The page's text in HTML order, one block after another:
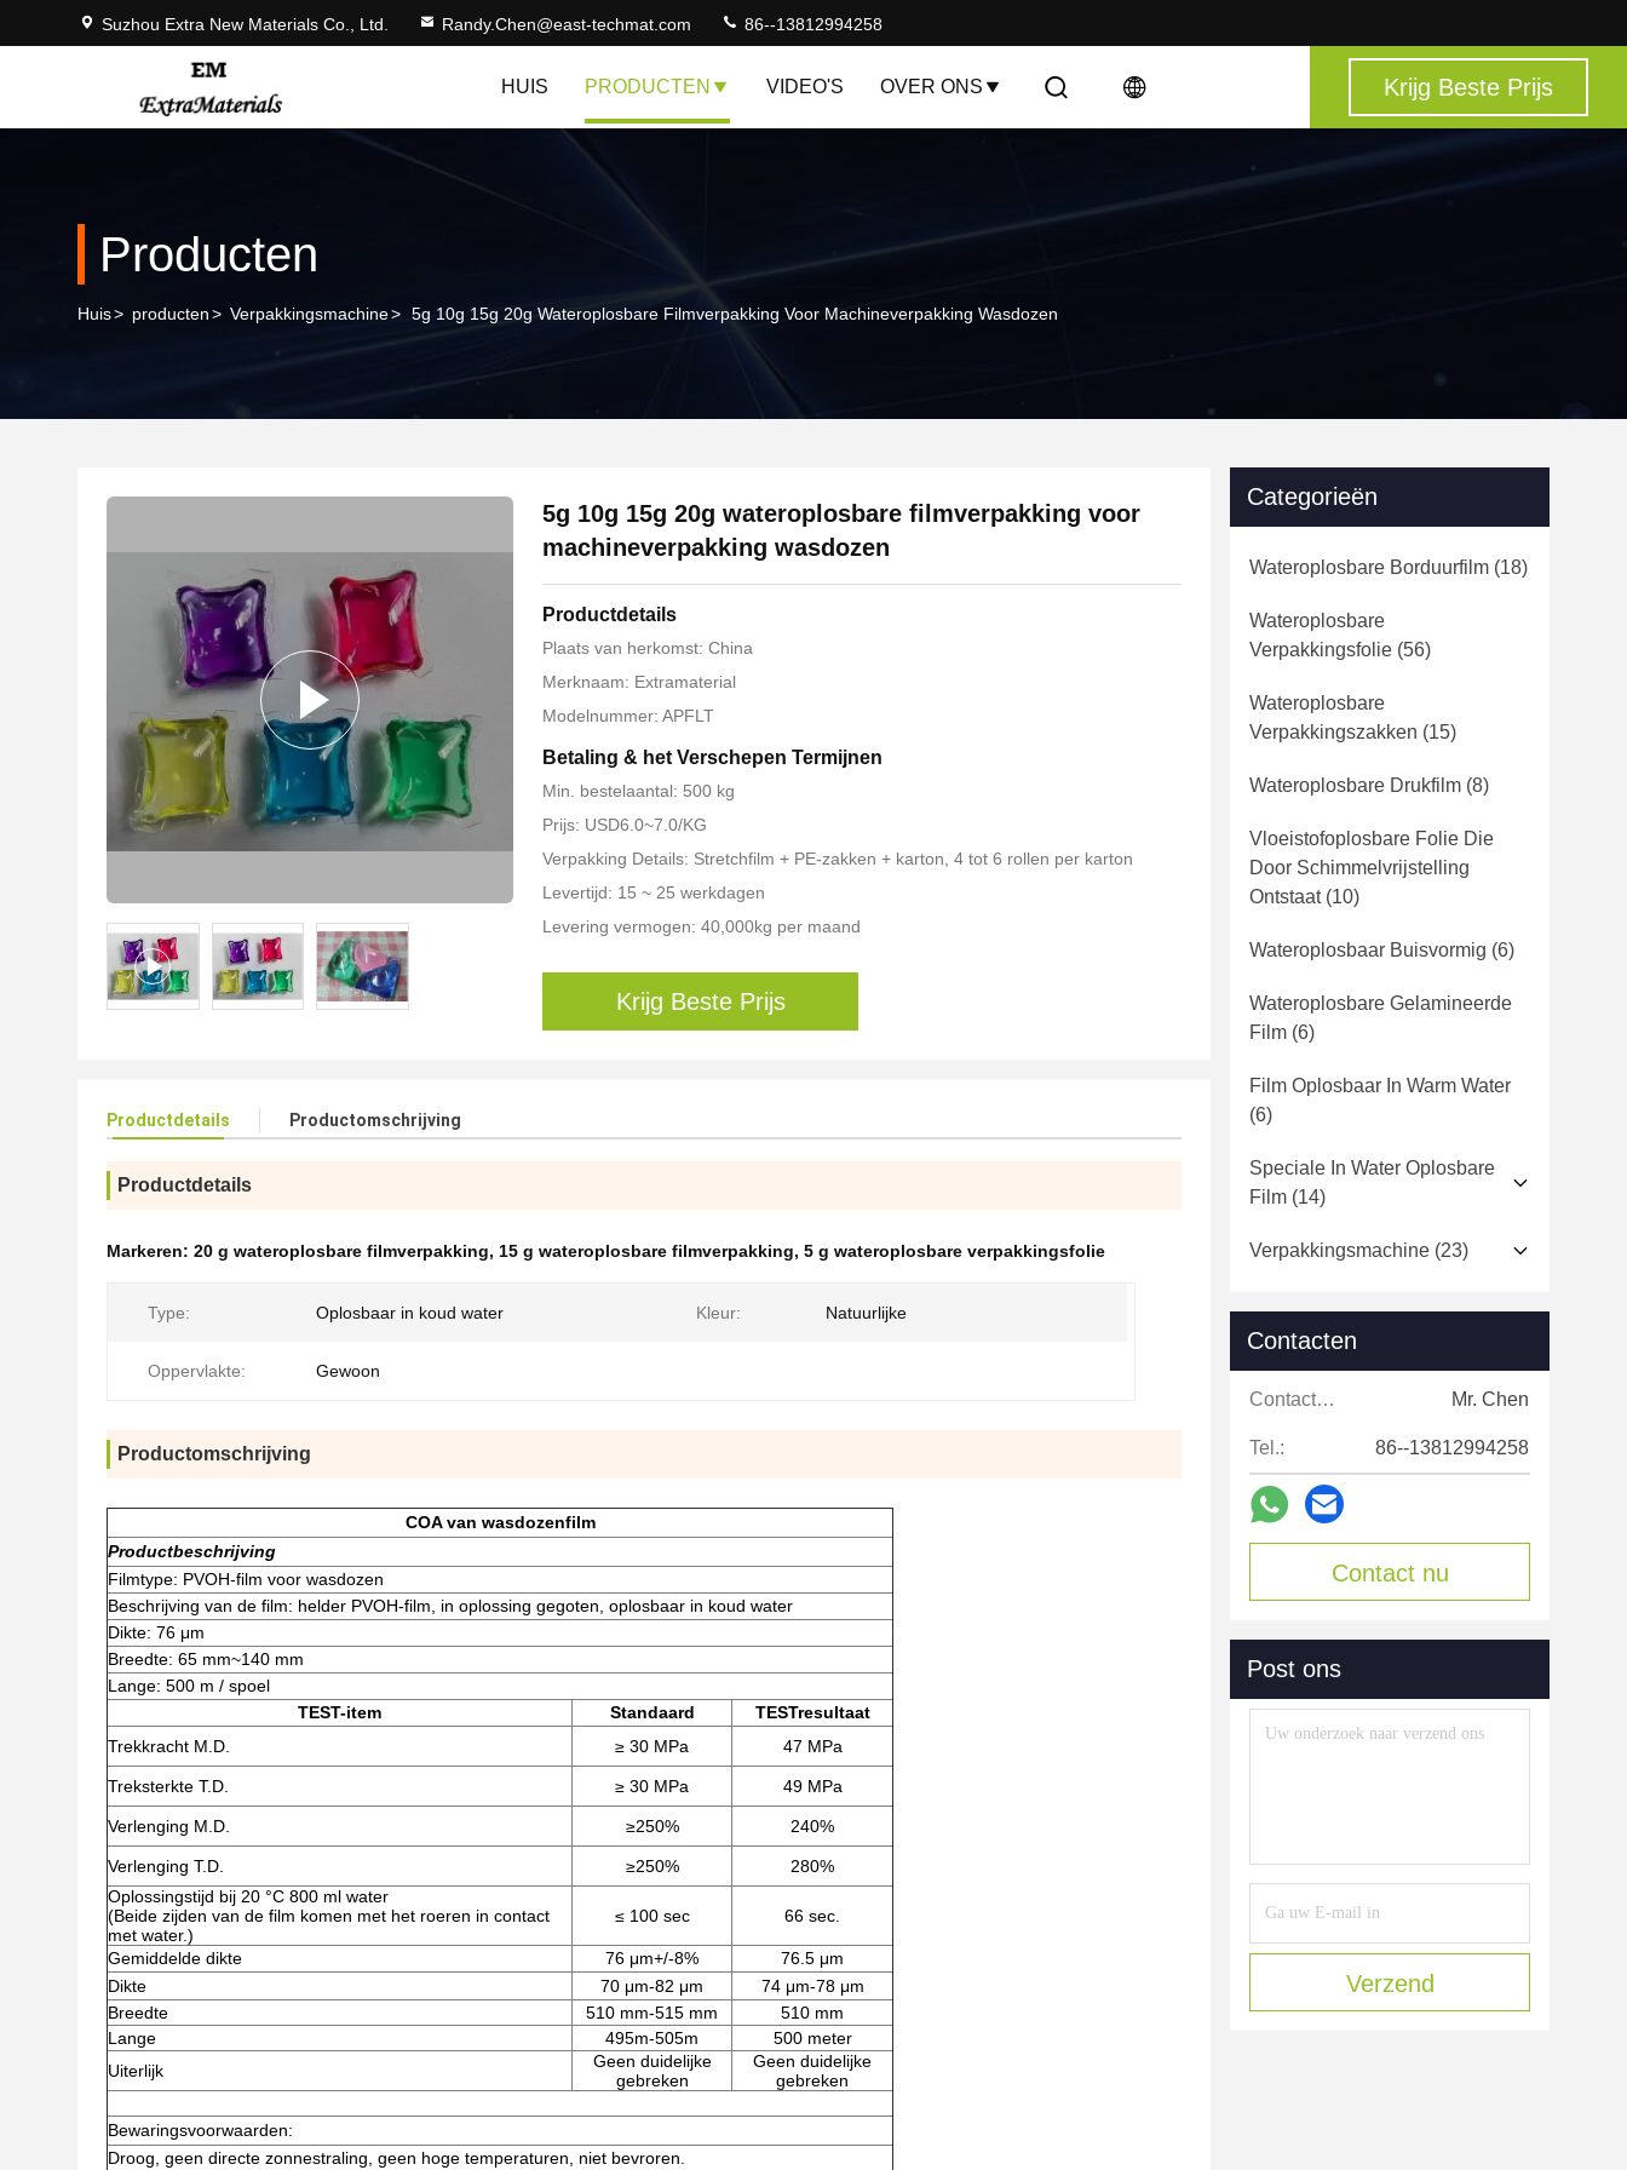
Suzhou Extra New Materials Co., Ltd. Randy.Chen@east-techmat.com 86--13812994258
HUIS PRODUCTEN VIDEO'S OVER ONS Krijg Beste Prijs
Producten
Huis> producten> Verpakkingsmachine> 5g 10g 15g 20g Wateroplosbare Filmverpakking Voor Machineverpakking Wasdozen
5g 10g 15g 20g wateroplosbare filmverpakking voor
machineverpakking wasdozen
Productdetails
Plaats van herkomst: China
Merknaam: Extramaterial
Modelnummer: APFLT
Betaling & het Verschepen Termijnen
Min. bestelaantal: 500 kg
Prijs: USD6.0~7.0/KG
Verpakking Details: Stretchfilm + PE-zakken + karton, 4 tot 6 rollen per karton
Levertijd: 15 ~ 25 werkdagen
Levering vermogen: 40,000kg per maand
Krijg Beste Prijs
Productdetails Productomschrijving
Productdetails
Markeren: 20 g wateroplosbare filmverpakking, 15 g wateroplosbare filmverpakking, 5 g wateroplosbare verpakkingsfolie
Type: Oplosbaar in koud water Kleur: Natuurlijke
Oppervlakte: Gewoon
Productomschrijving
COA van wasdozenfilm
Productbeschrijving
Filmtype: PVOH-film voor wasdozen
Beschrijving van de film: helder PVOH-film, in oplossing gegoten, oplosbaar in koud water
Dikte: 76 μm
Breedte: 65 mm~140 mm
Lange: 500 m / spoel
TEST-item
Standaard
TESTresultaat
Trekkracht M.D.
≥ 30 MPa 47 MPa
Treksterkte T.D. ≥ 30 MPa 49 MPa
Verlenging M.D. ≥250% 240%
Verlenging T.D. ≥250%
280%
Oplossingstijd bij 20 °C 800 ml water
(Beide zijden van de film komen met het roeren in contact
met water.)
≤ 100 sec 66 sec.
Gemiddelde dikte 76 μm+/-8%
76.5 μm
Dikte
70 μm-82 μm
74 μm-78 μm
Breedte
510 mm-515 mm
510 mm
Lange
495m-505m
500 meter
Uiterlijk
Geen duidelijke
gebreken
Geen duidelijke
gebreken
Bewaringsvoorwaarden:
Droog, geen directe zonnestraling, geen hoge temperaturen, niet bevroren.
Categorieën
Wateroplosbare Borduurfilm (18)
Wateroplosbare
Verpakkingsfolie (56)
Wateroplosbare
Verpakkingszakken (15)
Wateroplosbare Drukfilm (8)
Vloeistofoplosbare Folie Die
Door Schimmelvrijstelling
Ontstaat(10)
Wateroplosbaar Buisvormig (6)
Wateroplosbare Gelamineerde
Film (6)
Film Oplosbaar In Warm Water
(6)
Speciale In Water Oplosbare
Film (14)
Verpakkingsmachine (23)
Contacten
Contacten: Mr. Chen
Tel.: 86--13812994258
Contact nu
Post ons
Verzend